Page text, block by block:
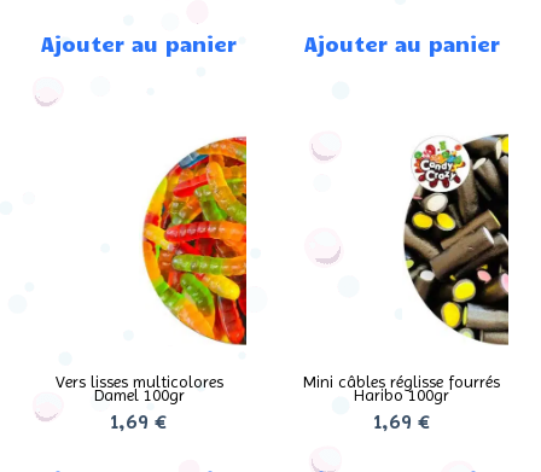
Ajouter au panier Ajouter au panier
Vers lisses multicolores
Damel 100gr
1,69€
Mini câbles réglisse fourrés
Haribo 100gr
1,69 €